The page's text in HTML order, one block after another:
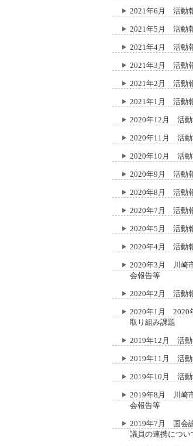
2021年6月 活動
2021年5月 活動
2021年4月 活動
2021年3月 活動
2021年2月 活動
2021年1月 活動
2020年12月 活
2020年11月 活
2020年10月 活
2020年9月 活動
2020年8月 活動
2020年7月 活動
2020年5月 活動
2020年4月 活動
2020年3月 川崎
会報告等
2020年2月 活動
2020年1月 2020
取り組み課題
2019年12月 活
2019年11月 活
2019年10月 活
2019年8月 川崎
会報告等
2019年7月 国会
議員の連携につい